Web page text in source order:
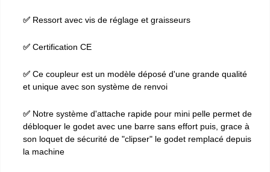
✅ Ressort avec vis de réglage et graisseurs
✅ Certification CE
✅ Ce coupleur est un modèle déposé d'une grande qualité
et unique avec son système de renvoi
✅ Notre système d'attache rapide pour mini pelle permet de
débloquer le godet avec une barre sans effort puis, grace à
son loquet de sécurité de "clipser" le godet remplacé depuis
la machine